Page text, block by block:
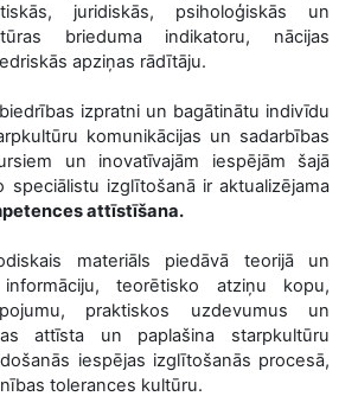
juridiskās, psiholoģiskās un
brieduma indikatoru, nācijas
apziņas rādītāju.
izpratni un bagātinātu indivīdu
komunikācijas un sadarbības
un inovatīvajām iespējām šajā
speciālistu izglītošanā ir aktualizējama
attīstīšana.
materiāls piedāvā teorijā un
teorētisko atziņu kopu,
praktiskos uzdevumus un
attīsta un paplašina starpkultūru
iespējas izglītošanās procesā,
tolerances kultūru.